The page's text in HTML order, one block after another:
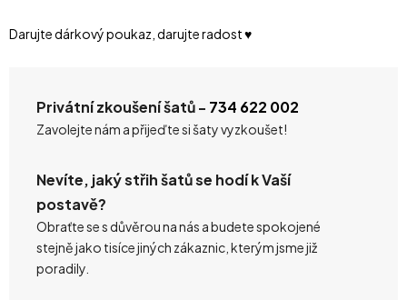
Darujte dárkový poukaz, darujte radost ♥️
Privátní zkoušení šatů - 734 622 002
Zavolejte nám a přijeďte si šaty vyzkoušet!
Nevíte, jaký střih šatů se hodí k Vaší
postavě?
Obraťte se s důvěrou na nás a budete spokojené
stejně jako tisíce jiných zákaznic, kterým jsme již
poradily.